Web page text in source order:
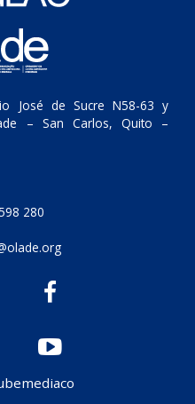
José de Sucre N58-63 y
– San Carlos, Quito –
280